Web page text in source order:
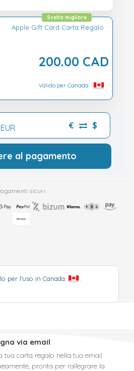
Apple Gift Card Carta Regalo
200.00 CAD
Scelta migliore
Valido per Canada
EUR € $
al pagamento
sicuri
per l'uso in Canada
via email
tua carta regalo nella tua email
pronta per rallegrare la